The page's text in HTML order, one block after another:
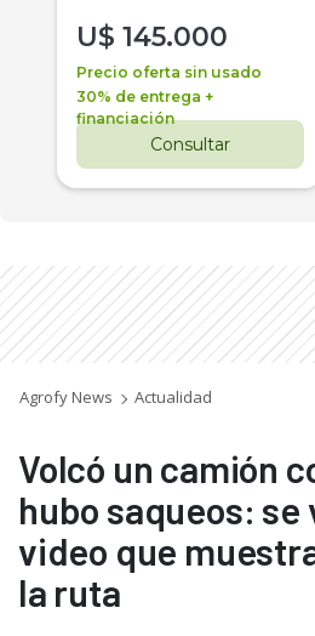
U$ 145.000
Precio oferta sin usado
30% de entrega +
financiación
Consultar
Agrofy News Actualidad
Volcó un camión
hubo saqueos: se
video que
la ruta